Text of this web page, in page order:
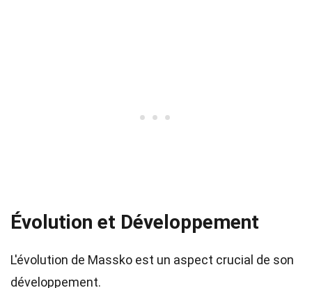
Évolution et Développement
L'évolution de Massko est un aspect crucial de son
développement.